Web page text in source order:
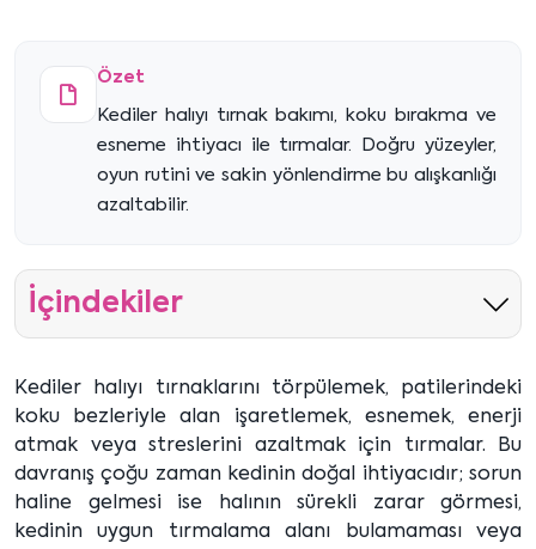
Özet
Kediler halıyı tırnak bakımı, koku bırakma ve
esneme ihtiyacı ile tırmalar. Doğru yüzeyler,
oyun rutini ve sakin yönlendirme bu alışkanlığı
azaltabilir.
İçindekiler
Kediler halıyı tırnaklarını törpülemek, patilerindeki
koku bezleriyle alan işaretlemek, esnemek, enerji
atmak veya streslerini azaltmak için tırmalar. Bu
davranış çoğu zaman kedinin doğal ihtiyacıdır; sorun
haline gelmesi ise halının sürekli zarar görmesi,
kedinin uygun tırmalama alanı bulamaması veya